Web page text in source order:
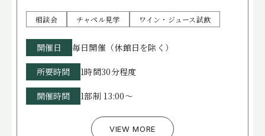
相談会 チャペル見学 ワイン・ジュース試飲
開催日 毎日開催（休館日を除く）
所要時間 1時間30分程度
開催時間 1部制 13:00～
VIEW MORE